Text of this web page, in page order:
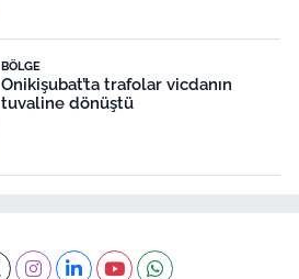
BÖLGE
Onikişubat’ta trafolar vicdanın
tuvaline dönüştü